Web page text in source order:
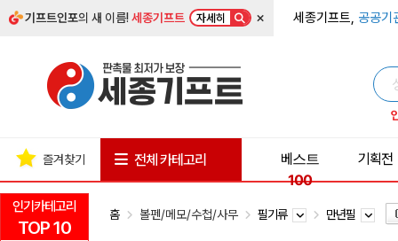
기프트인포의 새 이름!세종기프트 자세히 × 세종기프트, 공공기
인기카테고리
TOP 10
즐겨찾기 전체 카테고리
베스트
100
기획전
홈 볼펜/메모/수첩/사무 필기류 만년필